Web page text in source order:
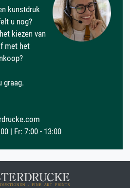
kunstdruk
u nog?
kiezen van
met het
graag.
| Fr: 7:00 - 13:00